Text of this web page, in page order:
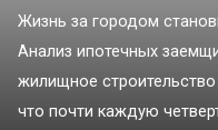
Жизнь за городом
Анализ ипотечных
жилищное
что почти каждую